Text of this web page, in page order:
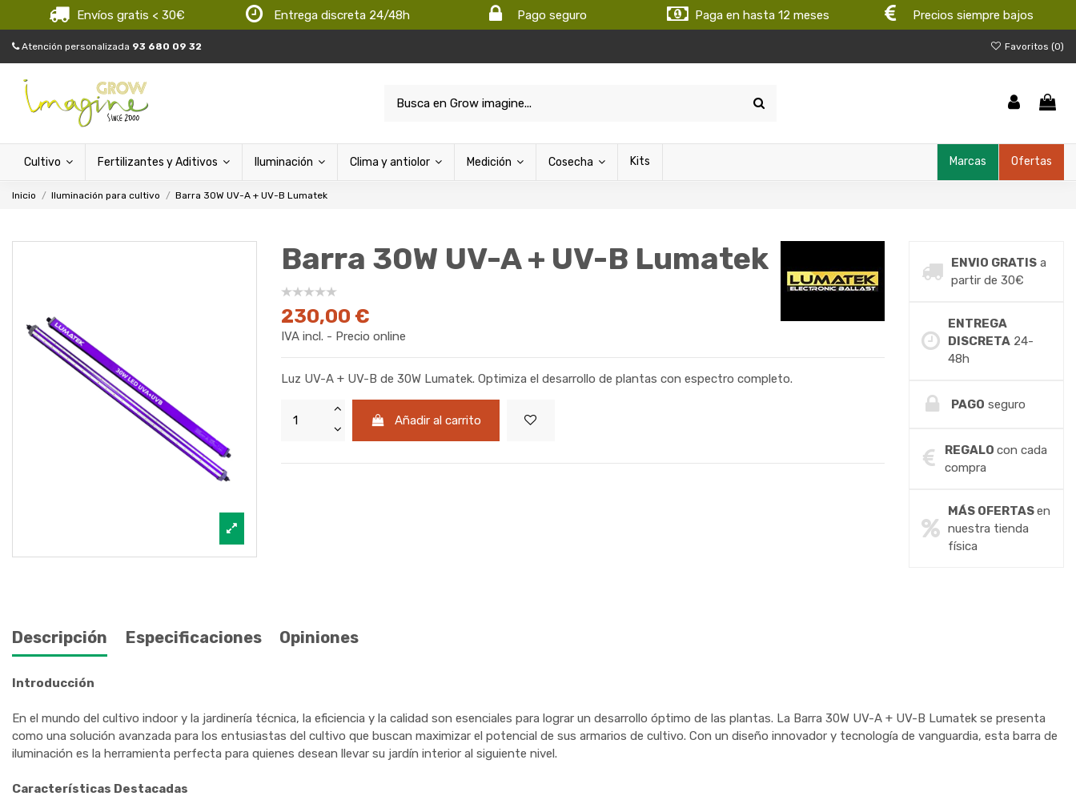
Envíos gratis < 30€ Entrega discreta 24/48h Pago seguro Paga en hasta 12 meses Precios siempre bajos
Atención personalizada 93 680 09 32 Favoritos (0)
Cultivo Fertilizantes y Aditivos Iluminación Clima y antiolor Medición Cosecha Kits Ofertas
Marcas
Inicio Iluminación para cultivo Barra 30W UV-A + UV-B Lumatek
Barra 30W UV-A + UV-B Lumatek
230,00 €
IVA incl. - Precio online
Luz UV-A + UV-B de 30W Lumatek. Optimiza el desarrollo de plantas con espectro completo.
Añadir al carrito
ENVIO GRATISa
partir de 30€
ENTREGA
DISCRETA24-
48h
PAGO seguro
REGALOcon cada
compra
MÁS OFERTASen
nuestra tienda
física
Descripción Especificaciones Opiniones
Introducción
En el mundo del cultivo indoor y la jardinería técnica, la eficiencia y la calidad son esenciales para lograr un desarrollo óptimo de las plantas. La Barra 30W UV-A + UV-B Lumatek se presenta
como una solución avanzada para los entusiastas del cultivo que buscan maximizar el potencial de sus armarios de cultivo. Con un diseño innovador y tecnología de vanguardia, esta barra de
iluminación es la herramienta perfecta para quienes desean llevar su jardín interior al siguiente nivel.
Características Destacadas